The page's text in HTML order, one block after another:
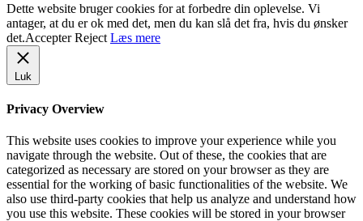
Dette website bruger cookies for at forbedre din oplevelse. Vi
antager, at du er ok med det, men du kan slå det fra, hvis du ønsker
det.Accepter Reject Læs mere
Luk
Privacy Overview
This website uses cookies to improve your experience while you
navigate through the website. Out of these, the cookies that are
categorized as necessary are stored on your browser as they are
essential for the working of basic functionalities of the website. We
also use third-party cookies that help us analyze and understand how
you use this website. These cookies will be stored in your browser